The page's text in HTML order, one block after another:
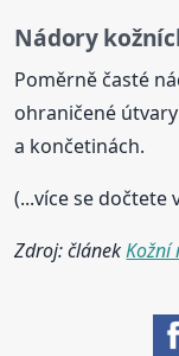
Nádory
Poměrně časté
ohraničené
a končetinách.
(...více se dočtete
Zdroj: článekKožní